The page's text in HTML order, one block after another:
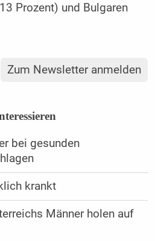
Prozent) und Bulgaren
Zum Newsletter anmelden
bei gesunden
krankt
Männer holen auf